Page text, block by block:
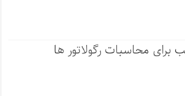
برای محاسبات رگولاتور ها